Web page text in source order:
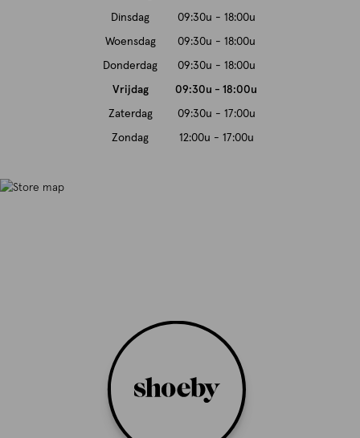
Dinsdag 09:30u - 18:00u
Woensdag 09:30u - 18:00u
Donderdag 09:30u - 18:00u
Vrijdag 09:30u - 18:00u
Zaterdag 09:30u - 17:00u
Zondag 12:00u - 17:00u